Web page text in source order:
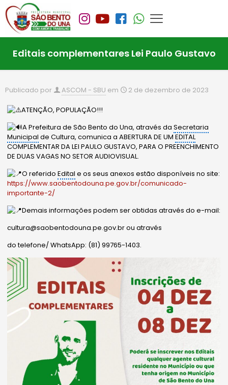
Editais complementares Lei Paulo Gustavo
Publicado por ASCOM - SBU em 2 de dezembro de 2023
ATENÇÃO, POPULAÇÃO!!!
A Prefeitura de São Bento do Una, através daSecretaria
Municipal de Cultura, comunica a ABERTURA DE UMEDITAL
COMPLEMENTAR DA LEI PAULO GUSTAVO, PARA O PREENCHIMENTO
DE DUAS VAGAS NO SETOR AUDIOVISUAL.
O referidoEdital e os seus anexos estão disponíveis no site:
https://www.saobentodouna.pe.gov.br/comunicado-
importante-2/
Demais informações podem ser obtidas através do e-mail:
cultura@saobentodouna.pe.gov.br ou através
do telefone/ WhatsApp: (81) 99765-1403.